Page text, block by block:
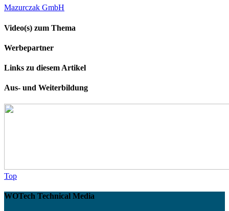
Mazurczak GmbH
Video(s) zum Thema
Werbepartner
Links zu diesem Artikel
Aus- und Weiterbildung
Top
WOTech Technical Media